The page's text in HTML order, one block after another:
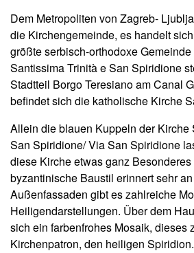
Dem Metropoliten von Zagreb-
die Kirchengemeinde, es handelt
größte serbisch-orthodoxe
Santissima Trinità e San Spiridione
Stadtteil Borgo Teresiano am Canal
befindet sich die katholische Kirche
Allein die blauen Kuppeln der Kirche
San Spiridione/ Via San Spiridione
diese Kirche etwas ganz Besonderes
byzantinische Baustil erinnert sehr
Außenfassaden gibt es zahlreiche
Heiligendarstellungen. Über dem
sich ein farbenfrohes Mosaik, dieses
Kirchenpatron, den heiligen Spiridion.